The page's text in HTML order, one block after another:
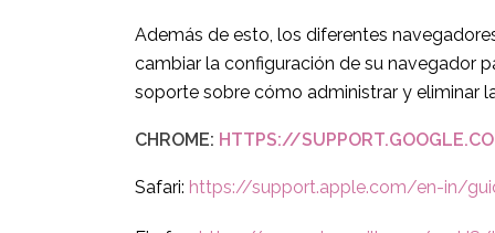
Además de esto, los diferentes
cambiar la configuración de su navegador
soporte sobre cómo administrar y eliminar
CHROME: HTTPS://
Safari: https://support.apple.com/en-in/